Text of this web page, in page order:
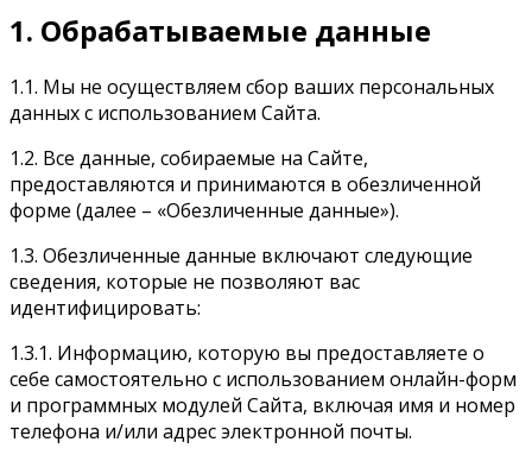
1. Обрабатываемые данные
1.1. Мы не осуществляем сбор ваших персональных
данных с использованием Сайта.
1.2. Все данные, собираемые на Сайте,
предоставляются и принимаются в обезличенной
форме (далее – «Обезличенные данные»).
1.3. Обезличенные данные включают следующие
сведения, которые не позволяют вас
идентифицировать:
1.3.1. Информацию, которую вы предоставляете о
себе самостоятельно с использованием онлайн-форм
и программных модулей Сайта, включая имя и номер
телефона и/или адрес электронной почты.